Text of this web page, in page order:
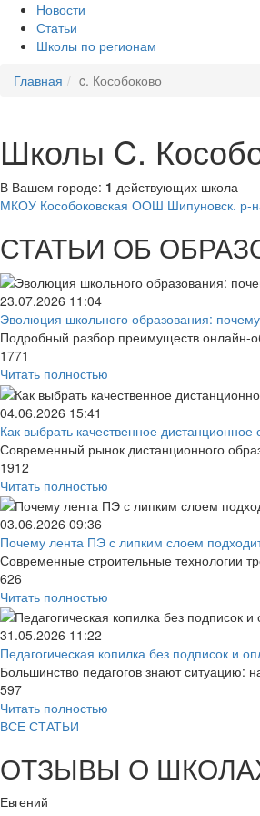
Новости
Статьи
Школы по регионам
Главная
c. Кособоково
Школы C.
В Вашем городе: 1 действующих школа
МКОУ Кособоковская ООШ Шипуновск. р-
СТАТЬИ ОБ
23.07.2026 11:04
Эволюция школьного образования:
Подробный разбор преимуществ онлайн-
1771
Читать полностью
04.06.2026 15:41
Как выбрать качественное
Современный рынок дистанционного
1912
Читать полностью
03.06.2026 09:36
Почему лента ПЭ с липким слоем
Современные строительные технологии
626
Читать полностью
31.05.2026 11:22
Педагогическая копилка без подписок и
Большинство педагогов знают ситуацию:
597
Читать полностью
ВСЕ СТАТЬИ
ОТЗЫВЫ О
Евгений